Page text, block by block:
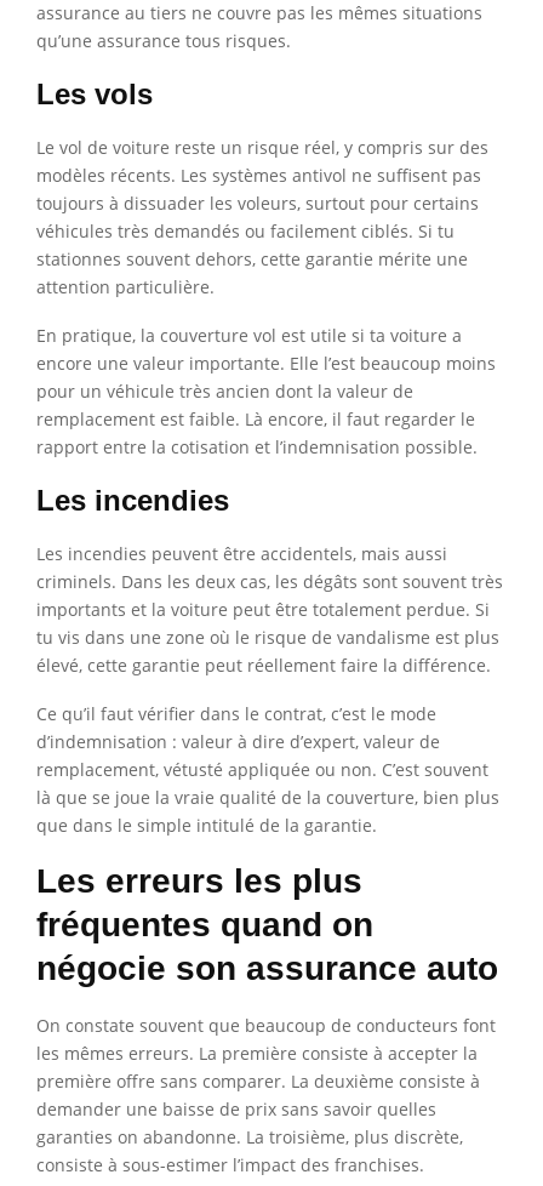
assurance au tiers ne couvre pas les mêmes situations
qu’une assurance tous risques.
Les vols
Le vol de voiture reste un risque réel, y compris sur des
modèles récents. Les systèmes antivol ne suffisent pas
toujours à dissuader les voleurs, surtout pour certains
véhicules très demandés ou facilement ciblés. Si tu
stationnes souvent dehors, cette garantie mérite une
attention particulière.
En pratique, la couverture vol est utile si ta voiture a
encore une valeur importante. Elle l’est beaucoup moins
pour un véhicule très ancien dont la valeur de
remplacement est faible. Là encore, il faut regarder le
rapport entre la cotisation et l’indemnisation possible.
Les incendies
Les incendies peuvent être accidentels, mais aussi
criminels. Dans les deux cas, les dégâts sont souvent très
importants et la voiture peut être totalement perdue. Si
tu vis dans une zone où le risque de vandalisme est plus
élevé, cette garantie peut réellement faire la différence.
Ce qu’il faut vérifier dans le contrat, c’est le mode
d’indemnisation : valeur à dire d’expert, valeur de
remplacement, vétusté appliquée ou non. C’est souvent
là que se joue la vraie qualité de la couverture, bien plus
que dans le simple intitulé de la garantie.
Les erreurs les plus
fréquentes quand on
négocie son assurance auto
On constate souvent que beaucoup de conducteurs font
les mêmes erreurs. La première consiste à accepter la
première offre sans comparer. La deuxième consiste à
demander une baisse de prix sans savoir quelles
garanties on abandonne. La troisième, plus discrète,
consiste à sous-estimer l’impact des franchises.